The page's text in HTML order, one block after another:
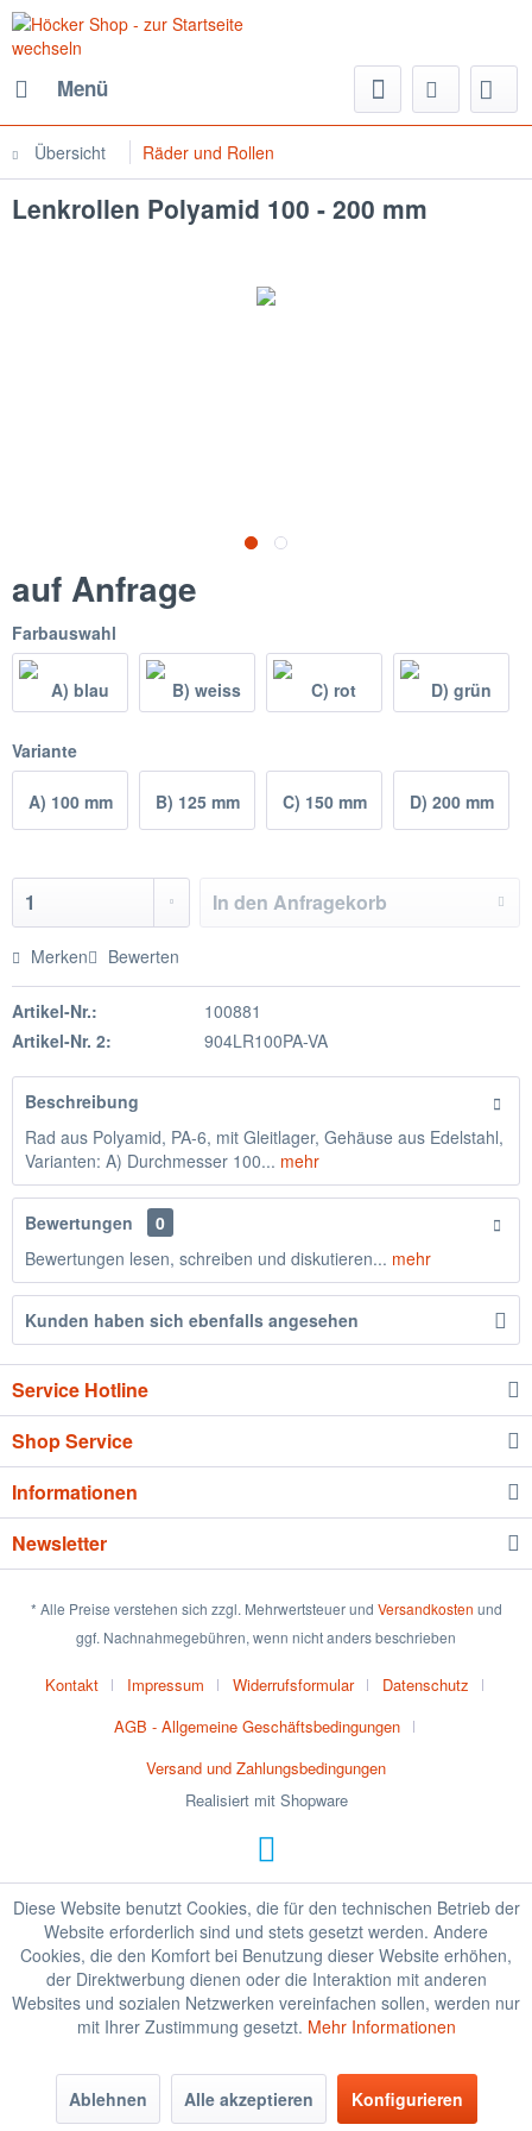
Menü
Übersicht Räder und Rollen
Lenkrollen Polyamid 100 - 200 mm
auf Anfrage
Farbauswahl
Variante
A) 100 mm B) 125 mm C) 150 mm D) 200 mm
In den Anfragekorb
Merken Bewerten
Artikel-Nr.:
100881
Artikel-Nr. 2:
904LR100PA-VA
Beschreibung
Rad aus Polyamid, PA-6, mit Gleitlager, Gehäuse aus Edelstahl,
Varianten: A) Durchmesser 100... mehr
Bewertungen
0
Bewertungen lesen, schreiben und diskutieren... mehr
Kunden haben sich ebenfalls angesehen
Service Hotline
Shop Service
Informationen
Newsletter
* Alle Preise verstehen sich zzgl. Mehrwertsteuer und Versandkosten und
ggf. Nachnahmegebühren, wenn nicht anders beschrieben
Kontakt Impressum Widerrufsformular
Datenschutz
AGB - Allgemeine Geschäftsbedingungen
Versand und Zahlungsbedingungen
Realisiert mit Shopware
Diese Website benutzt Cookies, die für den technischen Betrieb der
Website erforderlich sind und stets gesetzt werden. Andere
Cookies, die den Komfort bei Benutzung dieser Website erhöhen,
der Direktwerbung dienen oder die Interaktion mit anderen
Websites und sozialen Netzwerken vereinfachen sollen, werden nur
mit Ihrer Zustimmung gesetzt. Mehr Informationen
Ablehnen Alle akzeptieren Konfigurieren